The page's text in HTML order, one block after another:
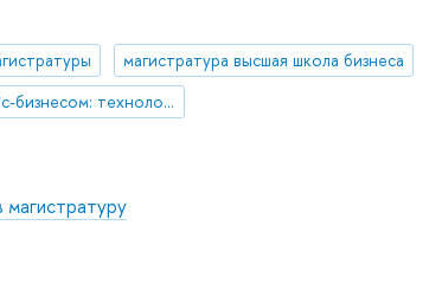
магистратура высшая школа бизнеса
Управление b2c-бизнесом: технологии и инновации